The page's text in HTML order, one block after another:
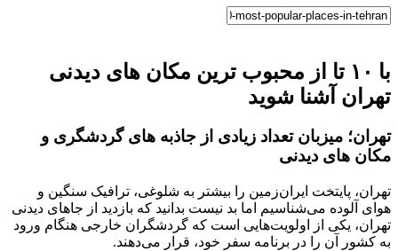
با ۱۰ تا از محبوب ترین مکان های دیدنی
تهران آشنا شوید
تهران؛ میزبان تعداد زیادی از جاذبه‌ های گردشگری و
مکان های دیدنی
تهران، پایتخت ایران‌زمین را بیشتر به شلوغی، ترافیک سنگین و
هوای آلوده می‌شناسیم اما بد نیست بدانید که بازدید از جاهای دیدنی
تهران، یکی از اولویت‌هایی است که گردشگران خارجی هنگام ورود
به کشور آن را در برنامه سفر خود، قرار می‌دهند.